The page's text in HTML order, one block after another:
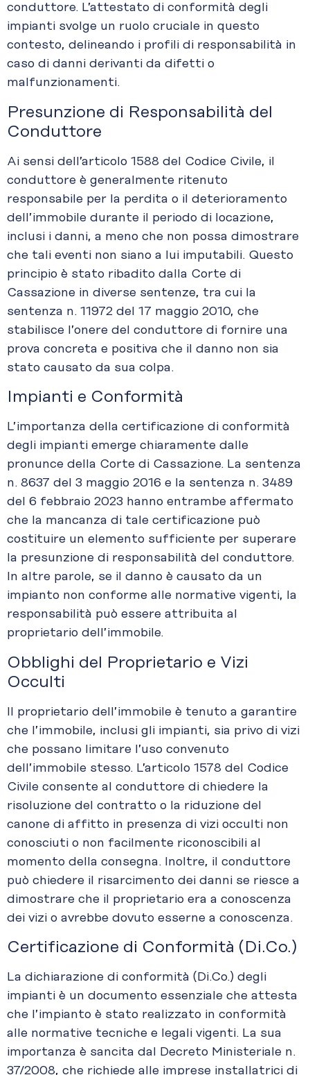
conduttore. L’attestato di conformità degli
impianti svolge un ruolo cruciale in questo
contesto, delineando i profili di responsabilità in
caso di danni derivanti da difetti o
malfunzionamenti.
Presunzione di Responsabilità del
Conduttore
Ai sensi dell’articolo 1588 del Codice Civile, il
conduttore è generalmente ritenuto
responsabile per la perdita o il deterioramento
dell’immobile durante il periodo di locazione,
inclusi i danni, a meno che non possa dimostrare
che tali eventi non siano a lui imputabili. Questo
principio è stato ribadito dalla Corte di
Cassazione in diverse sentenze, tra cui la
sentenza n. 11972 del 17 maggio 2010, che
stabilisce l’onere del conduttore di fornire una
prova concreta e positiva che il danno non sia
stato causato da sua colpa.
Impianti e Conformità
L’importanza della certificazione di conformità
degli impianti emerge chiaramente dalle
pronunce della Corte di Cassazione. La sentenza
n. 8637 del 3 maggio 2016 e la sentenza n. 3489
del 6 febbraio 2023 hanno entrambe affermato
che la mancanza di tale certificazione può
costituire un elemento sufficiente per superare
la presunzione di responsabilità del conduttore.
In altre parole, se il danno è causato da un
impianto non conforme alle normative vigenti, la
responsabilità può essere attribuita al
proprietario dell’immobile.
Obblighi del Proprietario e Vizi
Occulti
Il proprietario dell’immobile è tenuto a garantire
che l’immobile, inclusi gli impianti, sia privo di vizi
che possano limitare l’uso convenuto
dell’immobile stesso. L’articolo 1578 del Codice
Civile consente al conduttore di chiedere la
risoluzione del contratto o la riduzione del
canone di affitto in presenza di vizi occulti non
conosciuti o non facilmente riconoscibili al
momento della consegna. Inoltre, il conduttore
può chiedere il risarcimento dei danni se riesce a
dimostrare che il proprietario era a conoscenza
dei vizi o avrebbe dovuto esserne a conoscenza.
Certificazione di Conformità (Di.Co.)
La dichiarazione di conformità (Di.Co.) degli
impianti è un documento essenziale che attesta
che l’impianto è stato realizzato in conformità
alle normative tecniche e legali vigenti. La sua
importanza è sancita dal Decreto Ministeriale n.
37/2008, che richiede alle imprese installatrici di